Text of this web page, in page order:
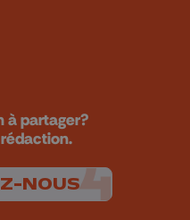
à partager?
NOUS